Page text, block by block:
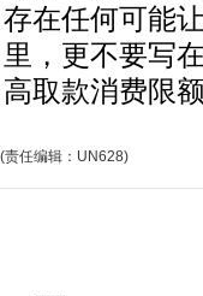
存在任何可能
里，更不要写
高取款消费限额
(责任编辑：UN628)